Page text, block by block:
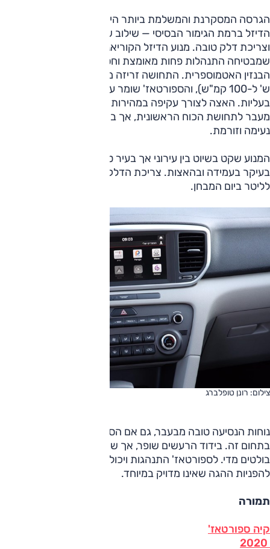
הגרסה המסקרנת והמשלמת ביותר היא ככל הנראה גרסת
הדיזל ברמת הגימור הבסיסי — שילוב של מחיר התחלתי נגיש
וצריכת דלק טובה. מנוע הדיזל הקוריאני מציג זמינות כוח טובה
שמבטיחה התנהלות פחות מאומצת וחסכונית בהרבה מבגרסת
ש' ל-100 קמ"ש), והספורטאז' שומר על קצב מהיר ונינוח גם
בעליות. האצה לצורך עקיפה במהירות גבוהה תגלה שאין הרבה
מעבר לתחושת הכוח הראשונית, אך ביום יום מדובר ביחידת כוח
נעימה וזורמת.
המנוע שקט בשיוט בין עירוני אך בעיר טרטור הדיזל מורגש,
לליטר ביום המבחן.
צילום: רונן טופלברג
נוחות הנסיעה טובה מבעבר, גם אם הספורטאז‘ אינו מצטיין
בתחום זה. בידוד הרעשים שופר, אך שאון הרוח והכביש נותרו
בולטים מדי. לספורטאז' התנהגות ויכולת טובות, והרכב מגיב נכון
להפניות ההגה שאינו מדויק במיוחד.
תמורה
קיה ספורטאז'